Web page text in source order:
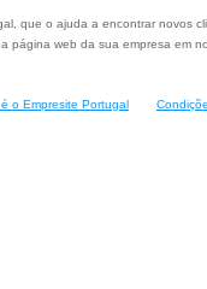
que o ajuda a encontrar novos
página web da sua empresa em
o Empresite Portugal